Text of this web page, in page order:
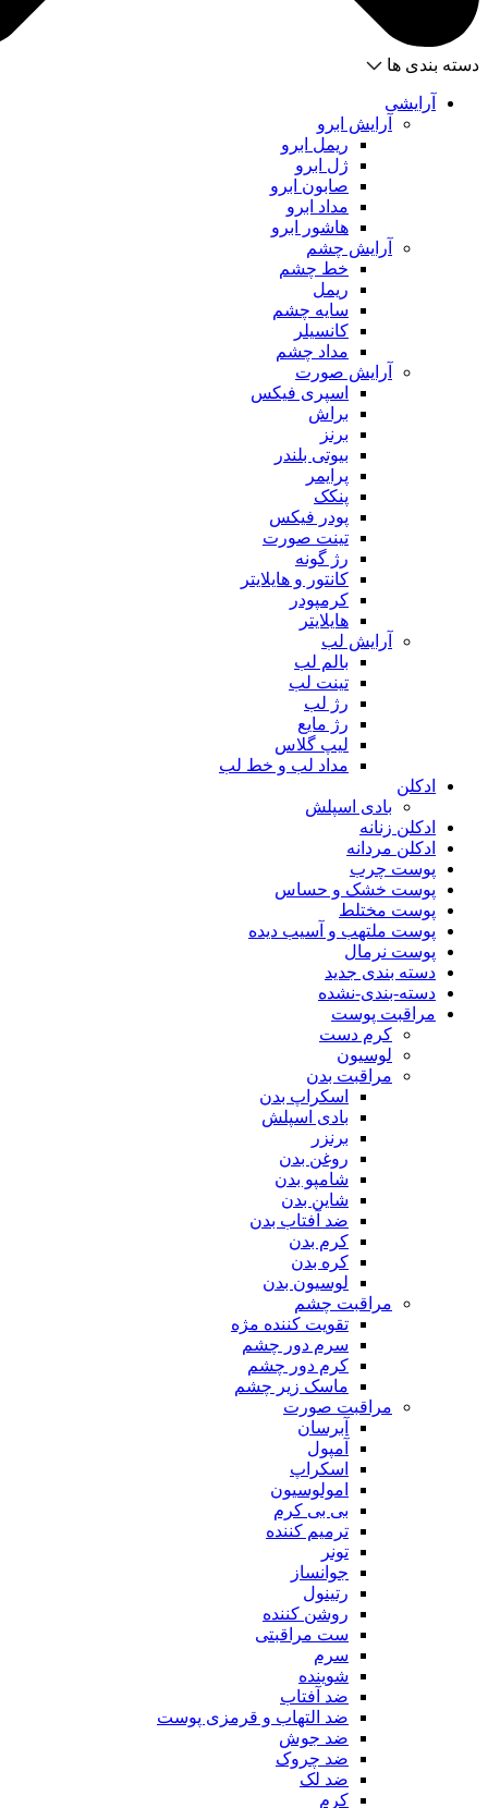
دسته بندی ها
آرایشی
آرایش ابرو
ریمل ابرو
ژل ابرو
صابون ابرو
مداد ابرو
هاشور ابرو
آرایش چشم
خط چشم
ریمل
سایه چشم
کانسیلر
مداد چشم
آرایش صورت
اسپری فیکس
براش
برنز
بیوتی بلندر
پرایمر
پنکک
پودر فیکس
تینت صورت
رژ گونه
کانتور و هایلایتر
کرمپودر
هایلایتر
آرایش لب
بالم لب
تینت لب
رژ لب
رژ مایع
لیپ گلاس
مداد لب و خط لب
ادکلن
بادی اسپلش
ادکلن زنانه
ادکلن مردانه
پوست چرب
پوست خشک و حساس
پوست مختلط
پوست ملتهب و آسیب دیده
پوست نرمال
دسته بندی جدید
دسته-بندی-نشده
مراقبت پوست
کرم دست
لوسیون
مراقبت بدن
اسکراپ بدن
بادی اسپلش
برنزر
روغن بدن
شامپو بدن
شاین بدن
ضد آفتاب بدن
کرم بدن
کره بدن
لوسیون بدن
مراقبت چشم
تقویت کننده مژه
سرم دور چشم
کرم دور چشم
ماسک زیر چشم
مراقبت صورت
آبرسان
آمپول
اسکراپ
امولوسیون
بی بی کرم
ترمیم کننده
تونر
جوانساز
رتینول
روشن کننده
ست مراقبتی
سرم
شوینده
ضد آفتاب
ضد التهاب و قرمزی پوست
‌ضد جوش
ضد چروک
ضد لک
کرم